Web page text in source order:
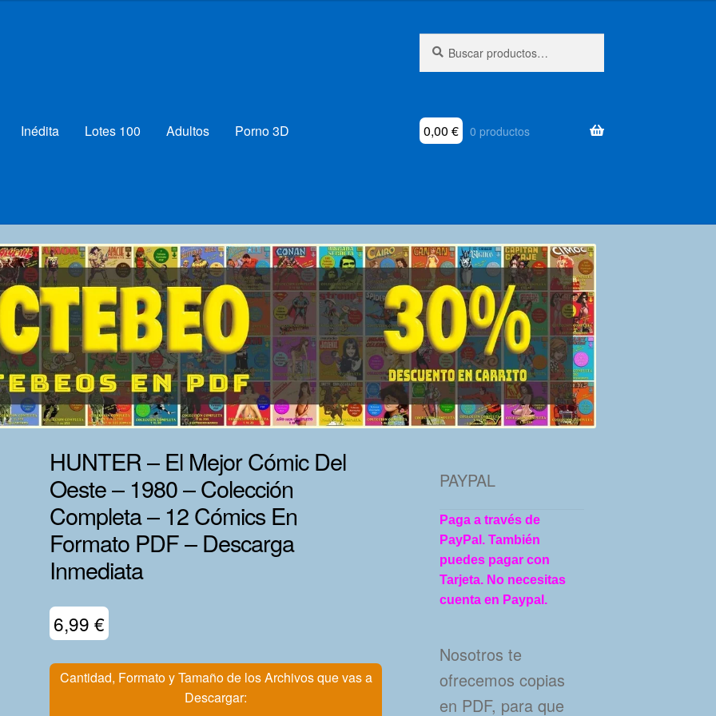
por:
Inédita Lotes 100 Adultos Porno 3D 0,00 € 0 productos
HUNTER – El Mejor Cómic Del
Oeste – 1980 – Colección
Completa – 12 Cómics En
Formato PDF – Descarga
Inmediata
6,99€
Cantidad, Formato y Tamaño de los Archivos que vas a
Descargar:
PAYPAL
Paga a través de
PayPal. También
puedes pagar con
Tarjeta. No necesitas
cuenta en Paypal.
Nosotros te
ofrecemos copias
en PDF, para que